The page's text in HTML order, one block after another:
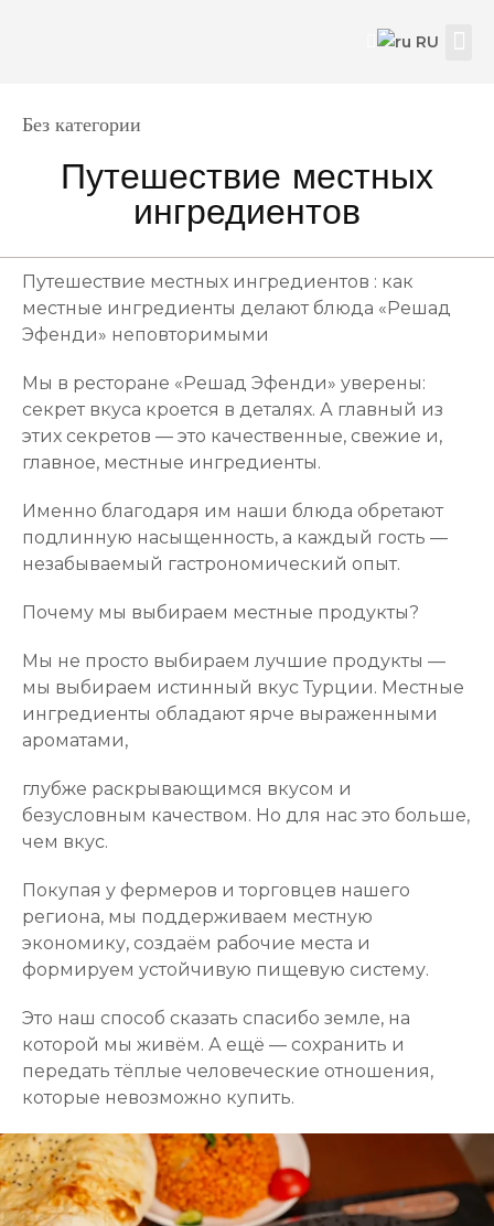
RU
Путешествие местных
ингредиентов
Category
Без категории
Путешествие местных ингредиентов : как
местные ингредиенты делают блюда «Решад
Эфенди» неповторимыми
Мы в ресторане «Решад Эфенди» уверены:
секрет вкуса кроется в деталях. А главный из
этих секретов — это качественные, свежие и,
главное, местные ингредиенты.
Именно благодаря им наши блюда обретают
подлинную насыщенность, а каждый гость —
незабываемый гастрономический опыт.
Почему мы выбираем местные продукты?
Мы не просто выбираем лучшие продукты —
мы выбираем истинный вкус Турции. Местные
ингредиенты обладают ярче выраженными
ароматами,
глубже раскрывающимся вкусом и
безусловным качеством. Но для нас это больше,
чем вкус.
Покупая у фермеров и торговцев нашего
региона, мы поддерживаем местную
экономику, создаём рабочие места и
формируем устойчивую пищевую систему.
Это наш способ сказать спасибо земле, на
которой мы живём. А ещё — сохранить и
передать тёплые человеческие отношения,
которые невозможно купить.